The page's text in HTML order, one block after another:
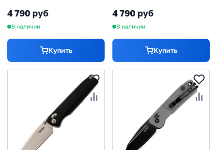
4 790 руб
В наличии
Купить
4 790 руб
В наличии
Купить